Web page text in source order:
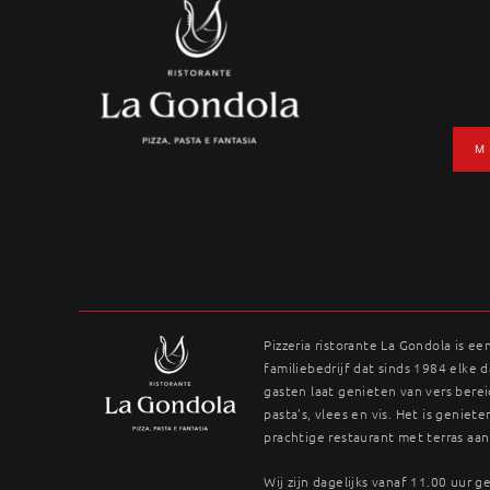
Hawaii speciale
Pizzeria ristorante La Gondola is
familiebedrijf dat sinds 1984 elke
gasten laat genieten van vers
pasta’s, vlees en vis. Het is
prachtige restaurant met terras
Wij zijn dagelijks vanaf 11.00 uur